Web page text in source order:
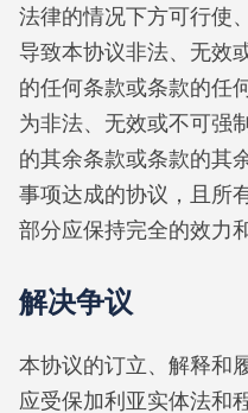
法律的情况下方可行使
导致本协议非法、无效
的任何条款或条款的任
为非法、无效或不可强
的其余条款或条款的其
事项达成的协议，且所
部分应保持完全的效力
解决争议
本协议的订立、解释和
应受保加利亚实体法和